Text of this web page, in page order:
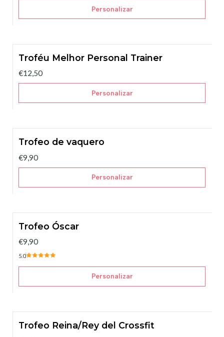
Personalizar
Troféu Melhor Personal Trainer
€12,50
Personalizar
Trofeo de vaquero
€9,90
Personalizar
Trofeo Óscar
€9,90
5.0
Personalizar
Trofeo Reina/Rey del Crossfit